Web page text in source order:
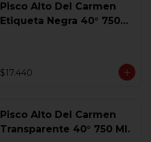
Pisco Alto Del Carmen
Etiqueta Negra 40° 750
$17.440
Pisco Alto Del Carmen
Transparente 40° 750 Ml.